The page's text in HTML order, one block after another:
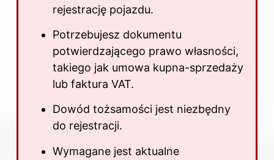
rejestrację pojazdu.
Potrzebujesz dokumentu
potwierdzającego prawo własności,
takiego jak umowa kupna-sprzedaży
lub faktura VAT.
Dowód tożsamości jest niezbędny
do rejestracji.
Wymagane jest aktualne